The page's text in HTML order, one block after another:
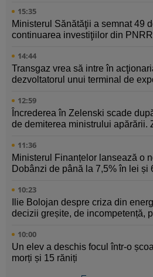
15:35
Ministerul Sănătăţii a semnat 49
continuarea investiţiilor din
14:44
Transgaz vrea să intre în
dezvoltatorul unui terminal de
12:59
Încrederea în Zelenski scade
de demiterea ministrului apărării.
11:36
Ministerul Finanțelor lansează o
Dobânzi de până la 7,5% în lei și
10:23
Ilie Bolojan despre criza din
decizii greșite, de incompetență,
10:00
Un elev a deschis focul într-o
morți și 15 răniți